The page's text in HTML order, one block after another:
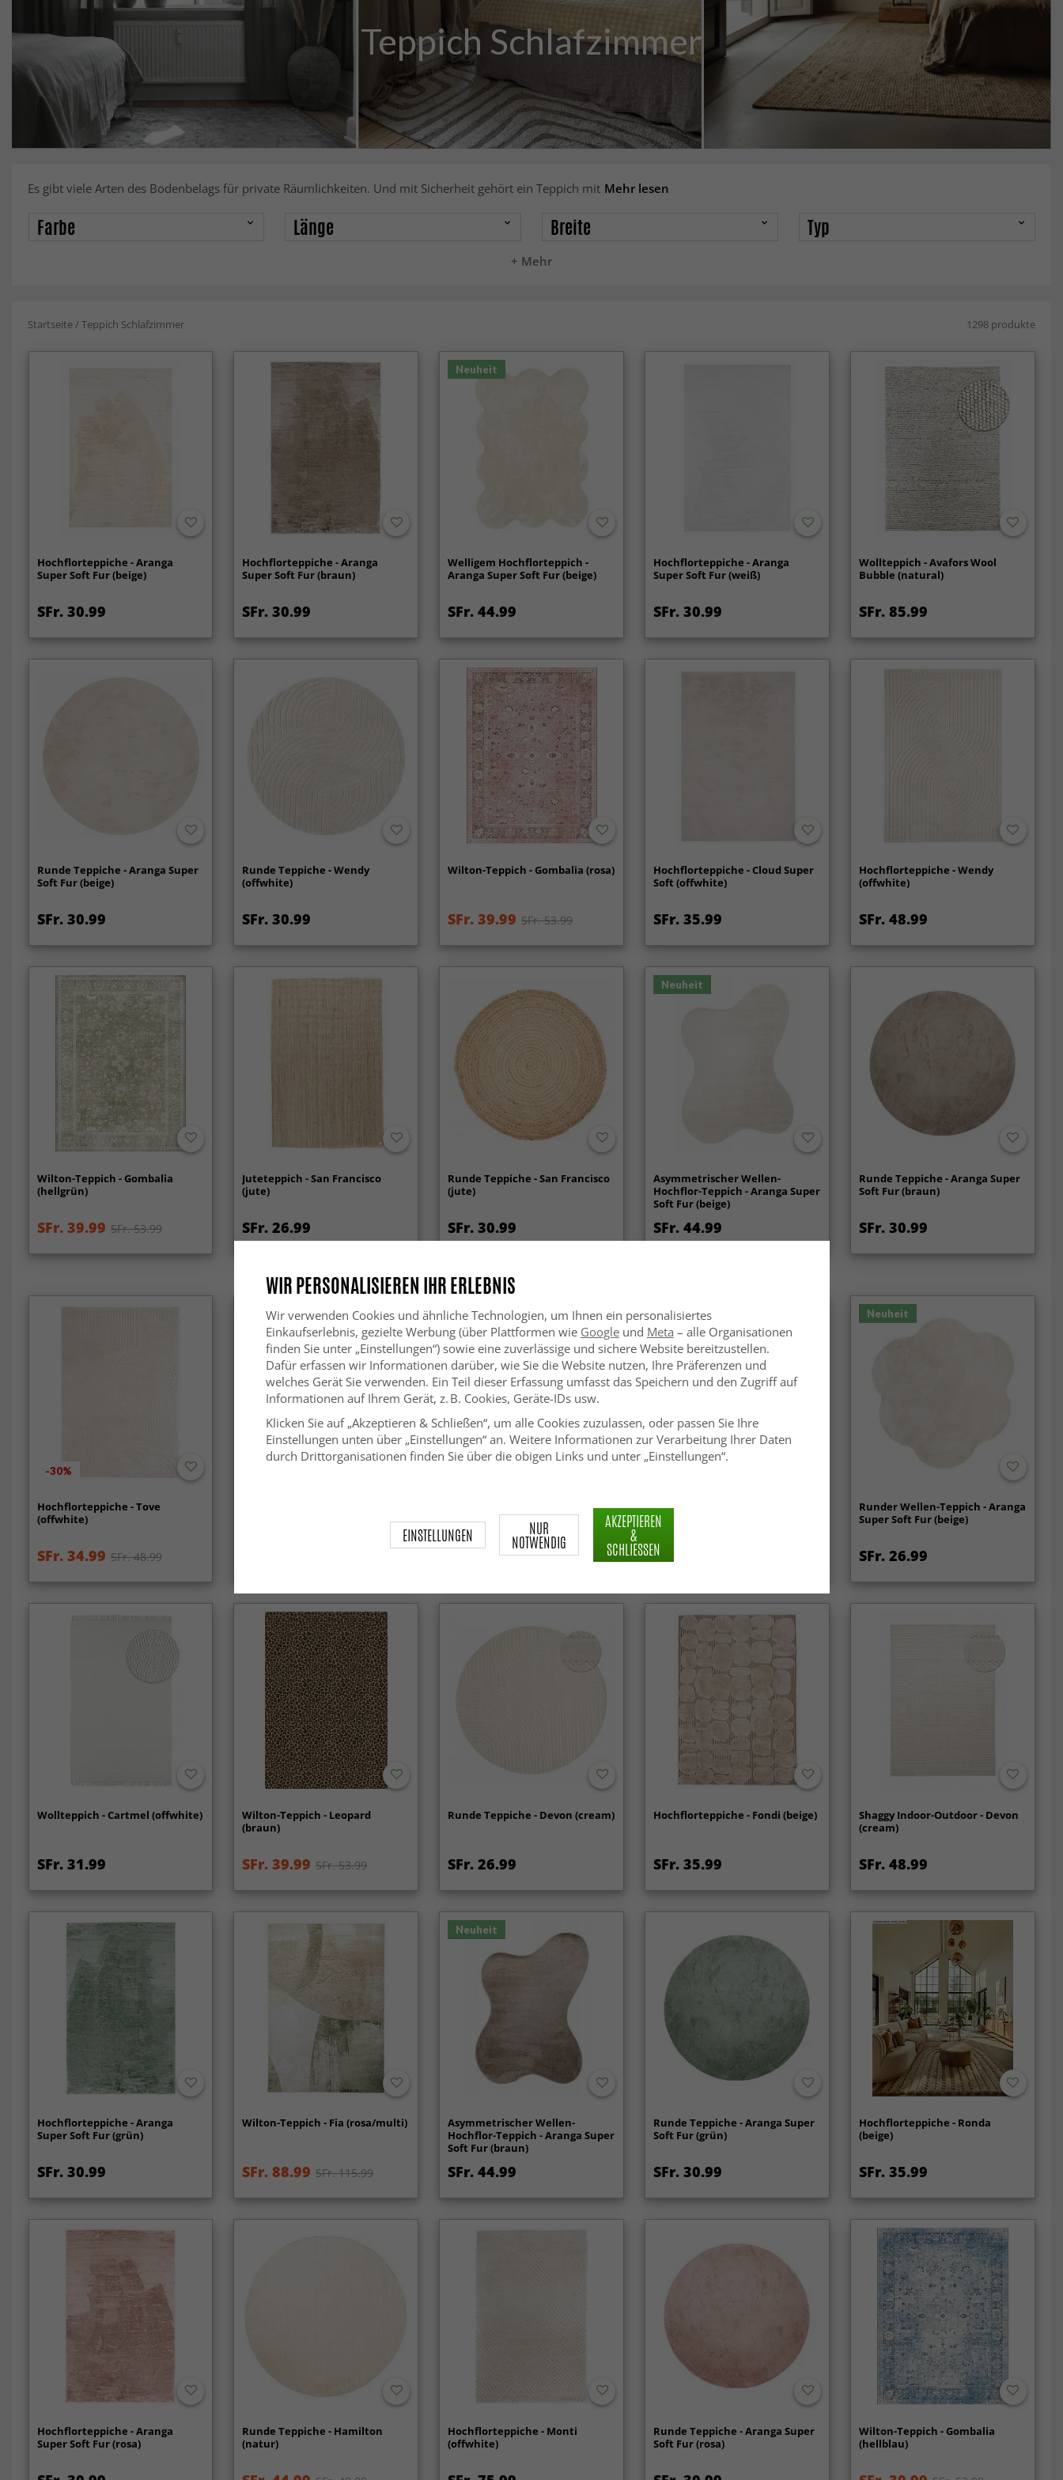
Teppich Schlafzimmer
Es gibt viele Arten des Bodenbelags für private Räumlichkeiten. Und mit Sicherheit gehört ein Teppich mit Mehr lesen
+ Mehr
Farbe Länge Breite Typ
Startseite /Teppich Schlafzimmer 1298 produkte
Hochflorteppiche - Aranga
Super Soft Fur (beige)
SFr. 30.99
Hochflorteppiche - Aranga
Super Soft Fur (braun)
SFr. 30.99
Neuheit
Welligem Hochflorteppich -
Aranga Super Soft Fur (beige)
SFr. 44.99
Hochflorteppiche - Aranga
Super Soft Fur (weiß)
SFr. 30.99
Wollteppich - Avafors Wool
Bubble (natural)
SFr. 85.99
Runde Teppiche - Aranga Super
Soft Fur (beige)
SFr. 30.99
Runde Teppiche - Wendy
(offwhite)
SFr. 30.99
Wilton-Teppich - Gombalia (rosa)
SFr. 39.99 SFr. 53.99
Hochflorteppiche - Cloud Super
Soft (offwhite)
SFr. 35.99
Hochflorteppiche - Wendy
(offwhite)
SFr. 48.99
Wilton-Teppich - Gombalia
(hellgrün)
SFr. 39.99 SFr. 53.99
Juteteppich - San Francisco
(jute)
SFr. 26.99
Runde Teppiche - San Francisco
(jute)
SFr. 30.99
Neuheit
Asymmetrischer Wellen-
Hochflor-Teppich - Aranga Super
Soft Fur (beige)
SFr. 44.99
Runde Teppiche - Aranga Super
Soft Fur (braun)
SFr. 30.99
-30%
Hochflorteppiche - Tove
(offwhite)
SFr. 34.99 SFr. 48.99
Super Soft Fur (grau)
SFr. 30.99
Hochflorteppiche - Cloud Super
Soft (taupe)
SFr. 35.99
Neuheit
Runder Wellen-Teppich - Aranga
Super Soft Fur (beige)
SFr. 26.99
Wollteppich - Cartmel (offwhite)
SFr. 31.99
Wilton-Teppich - Leopard
(braun)
SFr. 39.99 SFr. 53.99
Runde Teppiche - Devon (cream)
SFr. 26.99
Hochflorteppiche - Fondi (beige)
SFr. 35.99
Shaggy Indoor-Outdoor - Devon
(cream)
SFr. 48.99
Hochflorteppiche - Aranga
Super Soft Fur (grün)
SFr. 30.99
Wilton-Teppich - Fia (rosa/multi)
SFr. 88.99 SFr. 115.99
Neuheit
Asymmetrischer Wellen-
Hochflor-Teppich - Aranga Super
Soft Fur (braun)
SFr. 44.99
Runde Teppiche - Aranga Super
Soft Fur (grün)
SFr. 30.99
Hochflorteppiche - Ronda
(beige)
SFr. 35.99
Hochflorteppiche - Aranga
Super Soft Fur (rosa)
Runde Teppiche - Hamilton
(natur)
Hochflorteppiche - Monti
(offwhite)
Runde Teppiche - Aranga Super
Soft Fur (rosa)
Wilton-Teppich - Gombalia
(hellblau)
WIR PERSONALISIEREN IHR ERLEBNIS
Wir verwenden Cookies und ähnliche Technologien, um Ihnen ein personalisiertes
Einkaufserlebnis, gezielte Werbung (über Plattformen wie Googleund Meta – alle Organisationen
finden Sie unter „Einstellungen“) sowie eine zuverlässige und sichere Website bereitzustellen.
Dafür erfassen wir Informationen darüber, wie Sie die Website nutzen, Ihre Präferenzen und
welches Gerät Sie verwenden. Ein Teil dieser Erfassung umfasst das Speichern und den Zugriff auf
Informationen auf Ihrem Gerät, z. B. Cookies, Geräte-IDs usw.
Klicken Sie auf „Akzeptieren & Schließen“, um alle Cookies zuzulassen, oder passen Sie Ihre
Einstellungen unten über „Einstellungen“ an. Weitere Informationen zur Verarbeitung Ihrer Daten
durch Drittorganisationen finden Sie über die obigen Links und unter „Einstellungen“.
EINSTELLUNGEN NUR
NOTWENDIG
AKZEPTIEREN
&
SCHLIESSEN